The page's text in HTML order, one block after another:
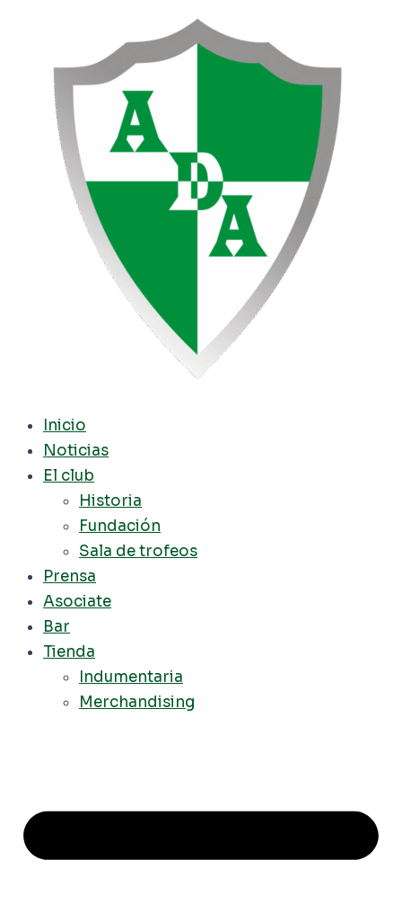
contenido
Inicio
Noticias
El club
Historia
Fundación
Sala de trofeos
Prensa
Asociate
Bar
Tienda
Indumentaria
Merchandising